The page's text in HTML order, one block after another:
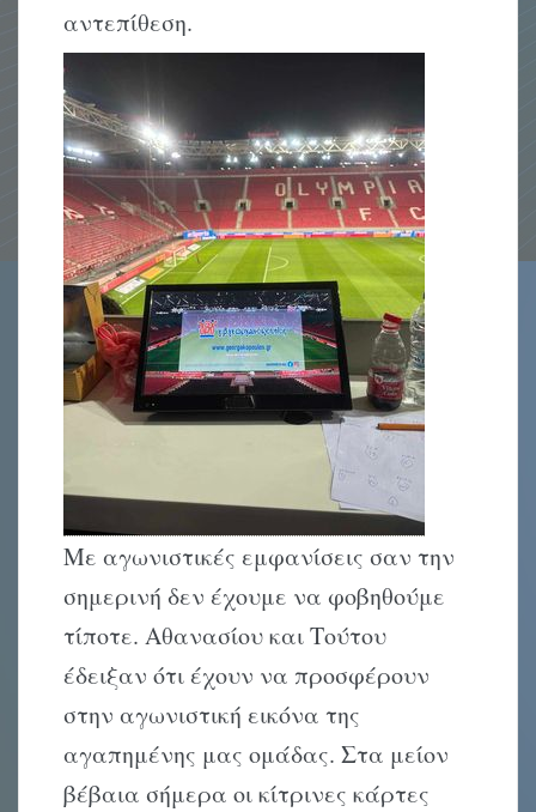
αντεπίθεση.
Με αγωνιστικές εμφανίσεις σαν την
σημερινή δεν έχουμε να φοβηθούμε
τίποτε. Αθανασίου και Τούτου
έδειξαν ότι έχουν να προσφέρουν
στην αγωνιστική εικόνα της
αγαπημένης μας ομάδας. Στα μείον
βέβαια σήμερα οι κίτρινες κάρτες